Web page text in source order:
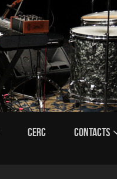
CERC CONTACTS